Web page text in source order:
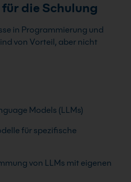
die Schulung
in Programmierung und
von Vorteil, aber nicht
Models (LLMs)
für spezifische
von LLMs mit eigenen